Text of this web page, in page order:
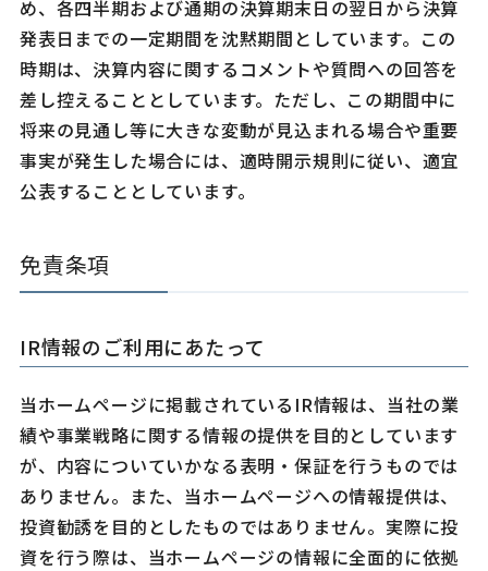
め、各四半期および通期の決算期末日の翌日から決算
発表日までの一定期間を沈黙期間としています。この
時期は、決算内容に関するコメントや質問への回答を
差し控えることとしています。ただし、この期間中に
将来の見通し等に大きな変動が見込まれる場合や重要
事実が発生した場合には、適時開示規則に従い、適宜
公表することとしています。
免責条項
IR情報のご利用にあたって
当ホームページに掲載されているIR情報は、当社の業
績や事業戦略に関する情報の提供を目的としています
が、内容についていかなる表明・保証を行うものでは
ありません。また、当ホームページへの情報提供は、
投資勧誘を目的としたものではありません。実際に投
資を行う際は、当ホームページの情報に全面的に依拠